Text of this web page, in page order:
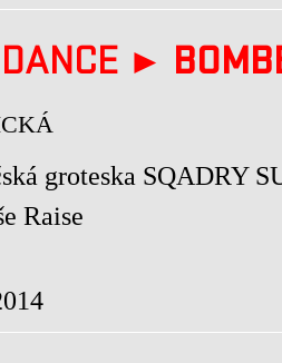
►
groteska SQADRY
Raise